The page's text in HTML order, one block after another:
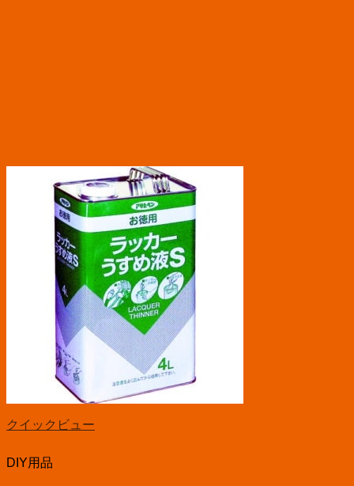
クイックビュー
DIY用品